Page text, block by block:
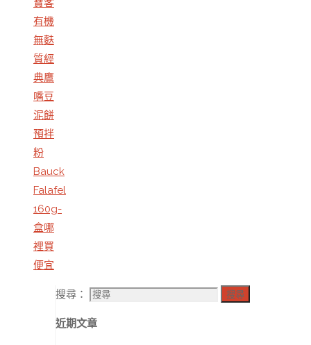
寶客
有機
無麩
質經
典鷹
嘴豆
泥餅
預拌
粉
Bauck
Falafel
160g-
盒哪
裡買
便宜
搜尋： 搜尋
近期文章